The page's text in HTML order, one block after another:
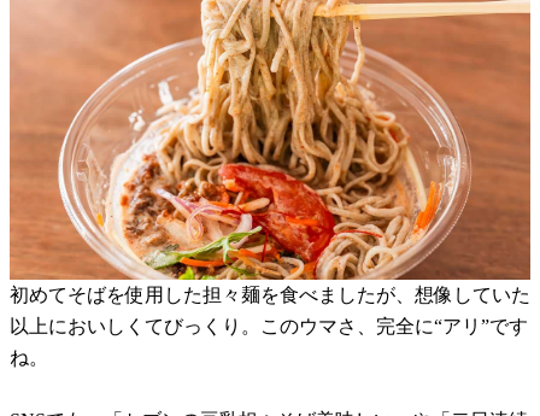
初めてそばを使用した担々麺を食べましたが、想像していた
以上においしくてびっくり。このウマさ、完全に“アリ”です
ね。